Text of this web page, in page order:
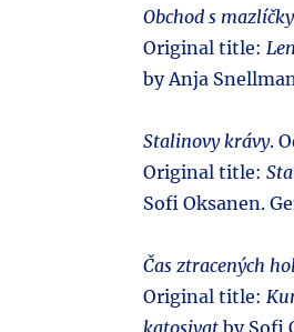
Obchod s mazlíčky
Original title:
by Anja
Stalinovy krávy.
Original title:
Sofi Oksanen.
Čas ztracených
Original title:
katosivat by Sofi